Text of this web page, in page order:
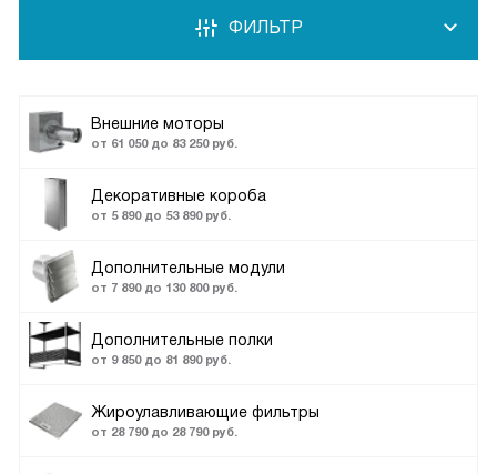
Внешние моторы
от 61 050 до 83 250 руб.
Декоративные короба
от 5 890 до 53 890 руб.
Дополнительные модули
от 7 890 до 130 800 руб.
Дополнительные полки
от 9 850 до 81 890 руб.
Жироулавливающие фильтры
от 28 790 до 28 790 руб.
ФИЛЬТР